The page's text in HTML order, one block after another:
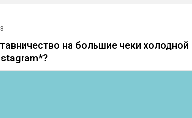
на большие чеки холодной